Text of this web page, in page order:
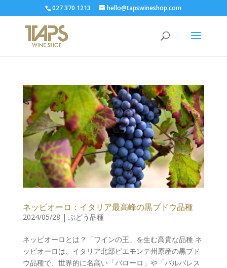
027 370 1213 hello@tapswineshop.com
ネッビオーロ：イタリア最高峰の黒ブドウ品種
2024/05/28 | ぶどう品種
ネッビオーロとは？「ワインの王」を生む高貴な品種 ネ
ッビオーロは、イタリア北部ピエモンテ州原産の黒ブド
ウ品種で、世界的に名高い「バローロ」や「バルバレス